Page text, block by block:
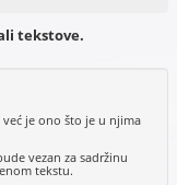
tekstove.
je ono što je u njima
vezan za sadržinu
tekstu.